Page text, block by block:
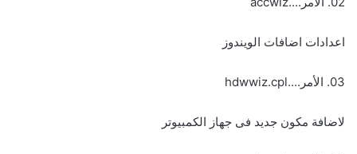
اعدادات اضافات الويندوز
03. الأمر....hdwwiz.cpl
لاضافة مكون جديد فى جهاز الكمبيوتر